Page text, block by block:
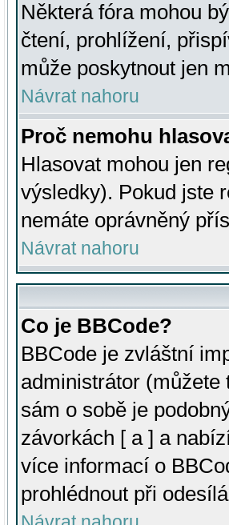
Některá fóra mohou
čtení, prohlížení,
může poskytnout jen
Návrat nahoru
Proč nemohu
Hlasovat mohou jen
výsledky). Pokud jste
nemáte oprávněný
Návrat nahoru
Co je BBCode?
BBCode je zvláštní
administrátor (můžete
sám o sobě je
závorkách [ a ] a
více informací o
prohlédnout při